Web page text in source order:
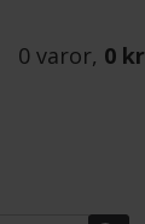
0 varor, 0 kr